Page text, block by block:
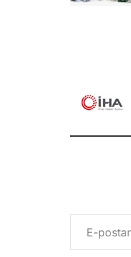
E-postanızı yazın…